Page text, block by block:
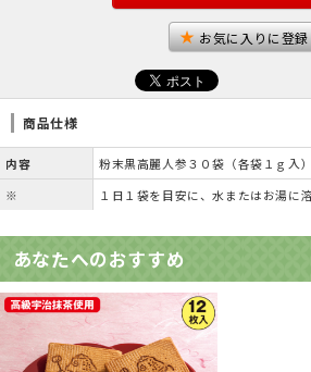
お気に入りに登録
商品仕様
内容
粉末黒高麗人参３０袋（各袋１ｇ入）
※
１日１袋を目安に、水またはお湯に
あなたへのおすすめ